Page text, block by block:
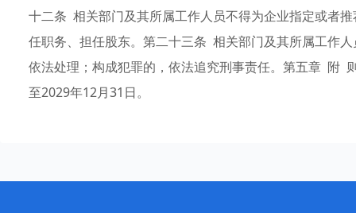
十二条 相关部门及其所属工作人员不得为企业指定或者
任职务、担任股东。第二十三条 相关部门及其所属工作
依法处理；构成犯罪的，依法追究刑事责任。第五章 附
至2029年12月31日。